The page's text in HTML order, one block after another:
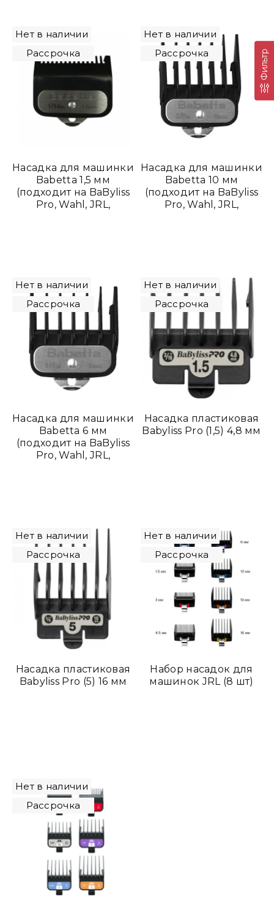
Фильтр
Нет в наличии
Рассрочка
Насадка для машинки
Babetta 1,5 мм
(подходит на BaByliss
Pro, Wahl, JRL,
Нет в наличии
Рассрочка
Насадка для машинки
Babetta 10 мм
(подходит на BaByliss
Pro, Wahl, JRL,
Нет в наличии
Рассрочка
Насадка для машинки
Babetta 6 мм
(подходит на BaByliss
Pro, Wahl, JRL,
Нет в наличии
Рассрочка
Насадка пластиковая
Babyliss Pro (1,5) 4,8 мм
Нет в наличии
Рассрочка
Насадка пластиковая
Babyliss Pro (5) 16 мм
Нет в наличии
Рассрочка
Набор насадок для
машинок JRL (8 шт)
Нет в наличии
Рассрочка